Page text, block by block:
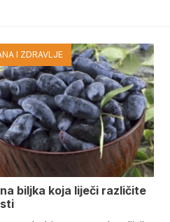
I ZDRAVLJE
biljka koja liječi različite